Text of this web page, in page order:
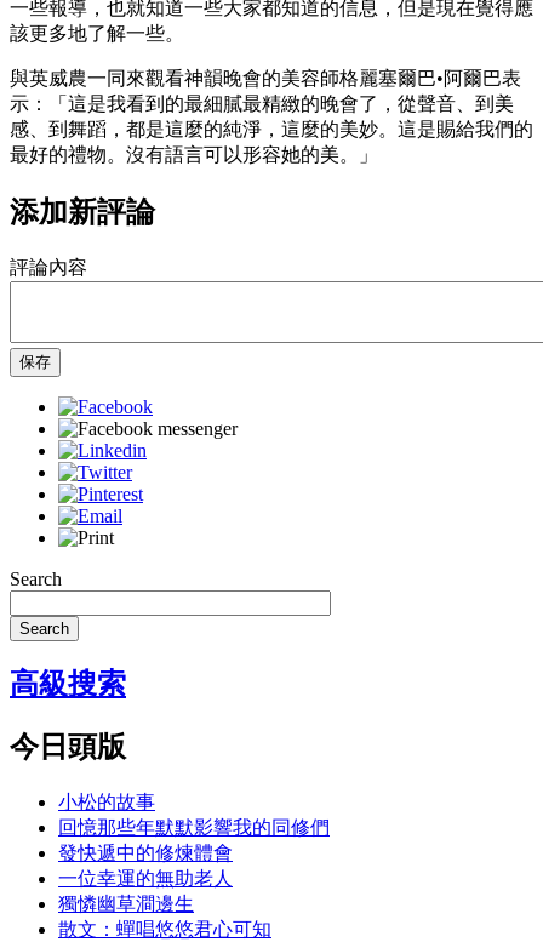
一些報導，也就知道一些大家都知道的信息，但是現在覺得應
該更多地了解一些。
與英威農一同來觀看神韻晚會的美容師格麗塞爾巴•阿爾巴表
示：「這是我看到的最細膩最精緻的晚會了，從聲音、到美
感、到舞蹈，都是這麼的純淨，這麼的美妙。這是賜給我們的
最好的禮物。沒有語言可以形容她的美。」
添加新評論
評論內容
保存
Search
Search
高級搜索
今日頭版
小松的故事
回憶那些年默默影響我的同修們
發快遞中的修煉體會
一位幸運的無助老人
獨憐幽草澗邊生
散文：蟬唱悠悠君心可知